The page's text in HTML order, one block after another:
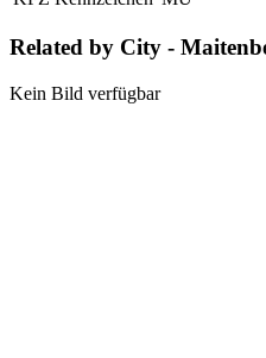
Related by City -
Kein Bild verfügbar